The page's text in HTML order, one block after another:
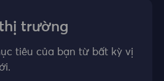
trường
tiêu của bạn từ bất kỳ vị